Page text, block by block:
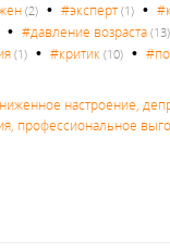
(2) •#эксперт(1) •
•#давление возраста (13)
(1) •#критик (10) •
настроение,
профессиональное